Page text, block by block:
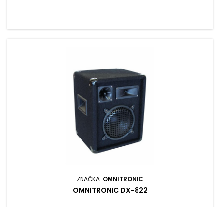
ZNAČKA: OMNITRONIC
OMNITRONIC DX-822